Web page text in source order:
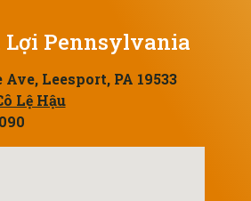
Lợi Pennsylvania
Ave, Leesport, PA 19533
Lệ Hậu